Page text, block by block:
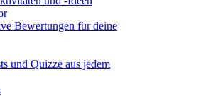
Bewertungen für deine
und Quizze aus jedem